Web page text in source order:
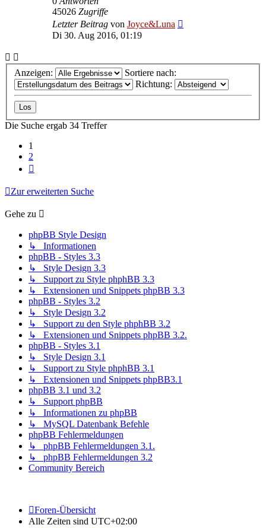
45026 Zugriffe
Letzter Beitrag von Joyce&Luna
Di 30. Aug 2016, 01:19
Anzeigen:
Sortiere nach:
Richtung:
Die Suche ergab 34 Treffer
1
2
Zur erweiterten Suche
Gehe zu
phpBB Style Design
↳ Informationen
phpBB - Styles 3.3
↳ Style Design 3.3
↳ Support zu Style phphBB 3.3
↳ Extensionen und Snippets phpBB 3.3
phpBB - Styles 3.2
↳ Style Design 3.2
↳ Support zu den Style phphBB 3.2
↳ Extensionen und Snippets phpBB 3.2.
phpBB - Styles 3.1
↳ Style Design 3.1
↳ Support zu Style phphBB 3.1
↳ Extensionen und Snippets phpBB3.1
phpBB 3.1 und 3.2
↳ Support phpBB
↳ Informationen zu phpBB
↳ MySQL Datenbank Befehle
phpBB Fehlermeldungen
↳ phpBB Fehlermeldungen 3.1.
↳ phpBB Fehlermeldungen 3.2
Community Bereich
Foren-Übersicht
Alle Zeiten sind UTC+02:00